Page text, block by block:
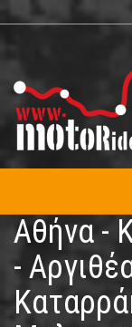
Παράκαμψη
προς
περιεχόμενο
Αθήνα -
-